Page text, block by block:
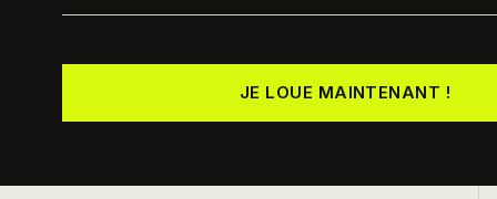
JE LOUE MAINTENANT !